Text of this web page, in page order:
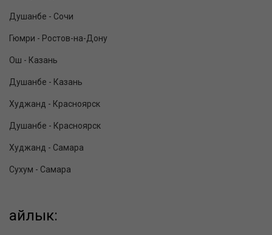
Душанбе - Сочи
Гюмри - Ростов-на-Дону
Ош - Казань
Душанбе - Казань
Худжанд - Красноярск
Душанбе - Красноярск
Худжанд - Самара
Сухум - Самара
айлык: